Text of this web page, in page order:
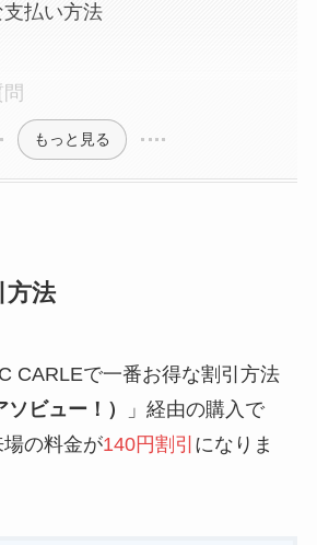
払い方法
もっと見る
方法
CARLEで一番お得な割引方法
ビュー！）
」経由の購入で
の料金が140円割引 になりま